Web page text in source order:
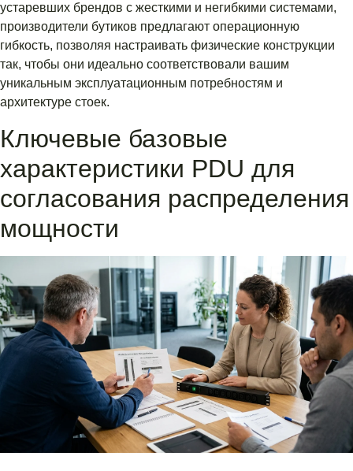
устаревших брендов с жесткими и негибкими системами,
производители бутиков предлагают операционную
гибкость, позволяя настраивать физические конструкции
так, чтобы они идеально соответствовали вашим
уникальным эксплуатационным потребностям и
архитектуре стоек.
Ключевые базовые
характеристики PDU для
согласования распределения
мощности